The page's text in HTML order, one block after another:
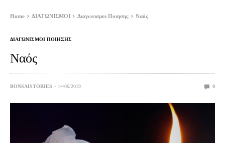
Home ΔΙΑΓΩΝΙΣΜΟΙ Διαγωνισμοι Ποιησης Ναός
ΔΙΑΓΩΝΙΣΜΟΙ ΠΟΙΗΣΗΣ
Ναός
BONSAISTORIES 14/06/2019 0